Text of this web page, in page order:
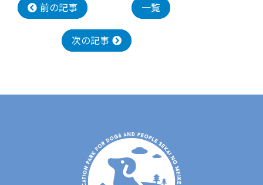
前の記事 一覧
次の記事